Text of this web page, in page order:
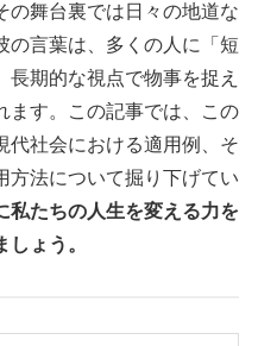
の舞台裏では日々の地道な
の言葉は、多くの人に「短
期的な視点で物事を捉え
ます。この記事では、この
代社会における適用例、そ
方法について掘り下げてい
私たちの人生を変える力を
ょう。